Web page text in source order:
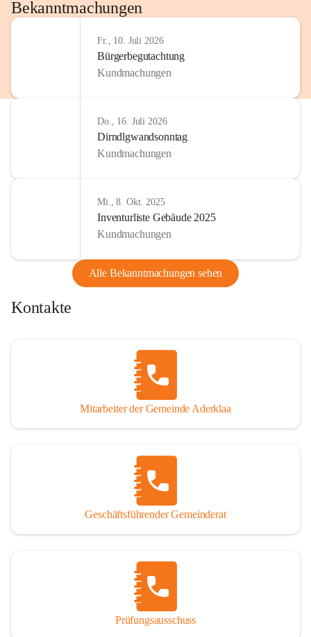
http://www.omv.com
Bekanntmachungen
Fr., 10. Juli 2026
Bürgerbegutachtung
Kundmachungen
Do., 16. Juli 2026
Dirndlgwandsonntag
Kundmachungen
Mi., 8. Okt. 2025
Inventurliste Gebäude 2025
Kundmachungen
Alle Bekanntmachungen sehen
Kontakte
Mitarbeiter der Gemeinde Aderklaa
Geschäftsführender Gemeinderat
Prüfungsausschuss